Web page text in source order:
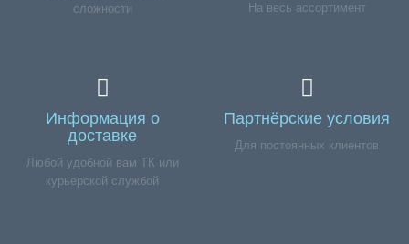
сложности
На весь ассортимент
Информация о
доставке
Любой удобной вам ТК или
курьерской службой
Партнёрские условия
Для постоянных клиентов